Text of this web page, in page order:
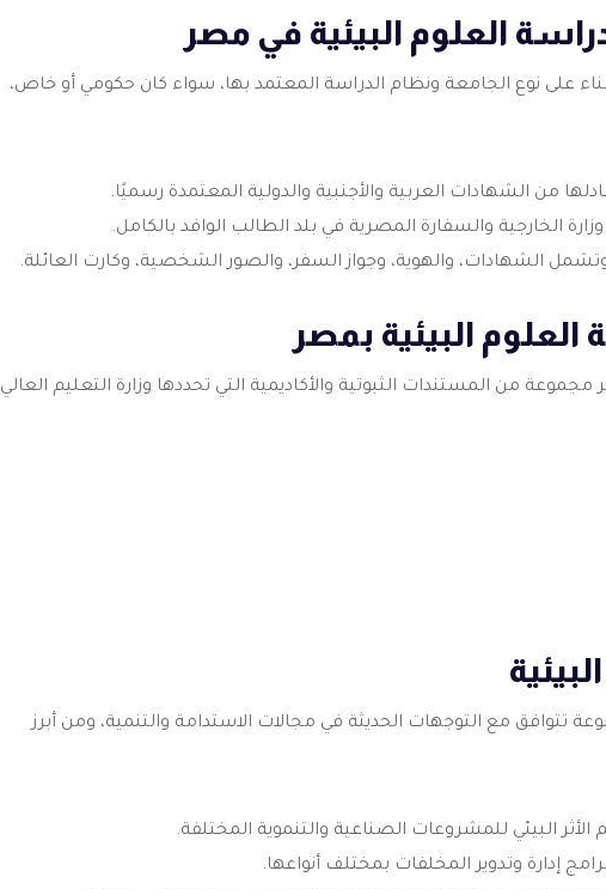
العلوم البيئية في مصر
على نوع الجامعة ونظام الدراسة المعتمد بها، سواء كان حكومي أو خاص،
من الشهادات العربية والأجنبية والدولية المعتمدة رسميًا.
الخارجية والسفارة المصرية في بلد الطالب الوافد بالكامل.
وتشمل الشهادات، والهوية، وجواز السفر، والصور الشخصية، وكارت العائلة.
البيئية بمصر
من المستندات الثبوتية والأكاديمية التي تحددها وزارة التعليم العالي
تتوافق مع التوجهات الحديثة في مجالات الاستدامة والتنمية، ومن أبرز
البيئي للمشروعات الصناعية والتنموية المختلفة.
إدارة وتدوير المخلفات بمختلف أنواعها.